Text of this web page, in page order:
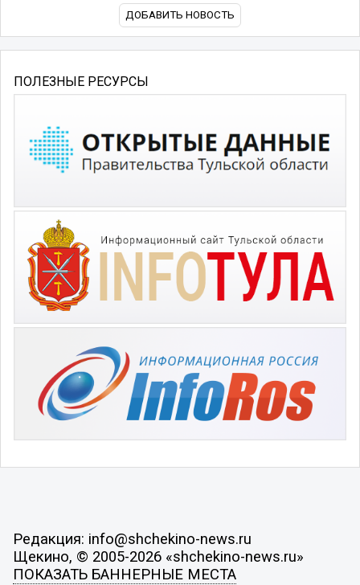
ДОБАВИТЬ НОВОСТЬ
ПОЛЕЗНЫЕ РЕСУРСЫ
Редакция: info@shchekino-news.ru
Щекино, © 2005-2026 «shchekino-news.ru»
ПОКАЗАТЬ БАННЕРНЫЕ МЕСТА